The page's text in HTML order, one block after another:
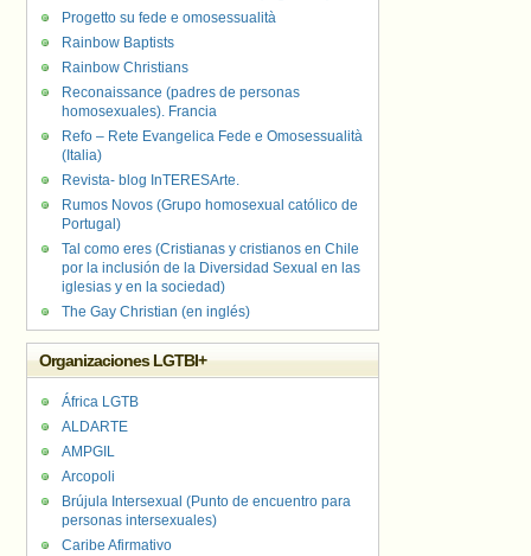
Progetto su fede e omosessualità
Rainbow Baptists
Rainbow Christians
Reconaissance (padres de personas
homosexuales). Francia
Refo – Rete Evangelica Fede e Omosessualità
(Italia)
Revista- blog InTERESArte.
Rumos Novos (Grupo homosexual católico de
Portugal)
Tal como eres (Cristianas y cristianos en Chile
por la inclusión de la Diversidad Sexual en las
iglesias y en la sociedad)
The Gay Christian (en inglés)
Organizaciones LGTBI+
África LGTB
ALDARTE
AMPGIL
Arcopoli
Brújula Intersexual (Punto de encuentro para
personas intersexuales)
Caribe Afirmativo